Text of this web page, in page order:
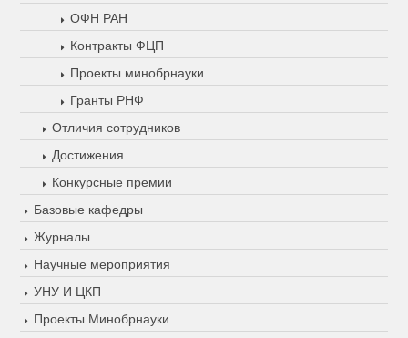
ОФН РАН
Контракты ФЦП
Проекты минобрнауки
Гранты РНФ
Отличия сотрудников
Достижения
Конкурсные премии
Базовые кафедры
Журналы
Научные мероприятия
УНУ И ЦКП
Проекты Минобрнауки